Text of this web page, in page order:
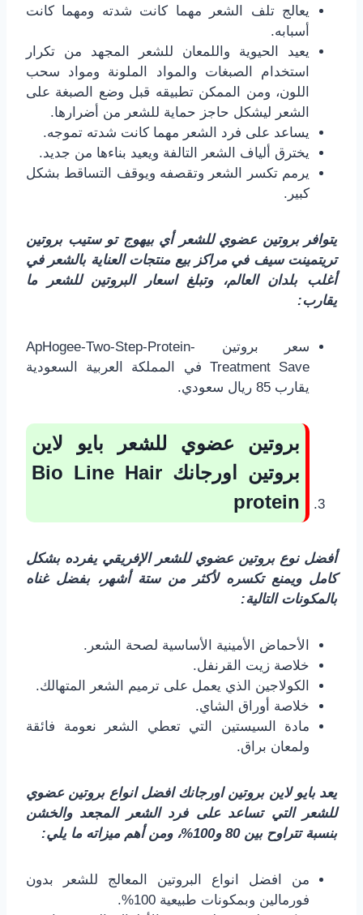
يعالج تلف الشعر مهما كانت شدته ومهما كانت
أسبابه.
يعيد الحيوية واللمعان للشعر المجهد من تكرار
استخدام الصبغات والمواد الملونة ومواد سحب
اللون، ومن الممكن تطبيقه قبل وضع الصبغة على
الشعر ليشكل حاجز حماية للشعر من أضرارها.
يساعد على فرد الشعر مهما كانت شدته تموجه.
يخترق ألياف الشعر التالفة ويعيد بناءها من جديد.
يرمم تكسر الشعر وتقصفه ويوقف التساقط بشكل
كبير.
يتوافر بروتين عضوي للشعر أي بيهوج تو ستيب بروتين
تريتمينت سيف في مراكز بيع منتجات العناية بالشعر في
أغلب بلدان العالم، وتبلغ اسعار البروتين للشعر ما
يقارب:
سعر بروتين ApHogee-Two-Step-Protein-
Treatment Save في المملكة العربية السعودية
يقارب 85 ريال سعودي.
بروتين عضوي للشعر بايو لاين
بروتين اورجانك Bio Line Hair
protein
أفضل نوع بروتين عضوي للشعر الإفريقي يفرده بشكل
كامل ويمنع تكسره لأكثر من ستة أشهر، بفضل غناه
بالمكونات التالية:
الأحماض الأمينية الأساسية لصحة الشعر.
خلاصة زيت القرنفل.
الكولاجين الذي يعمل على ترميم الشعر المتهالك.
خلاصة أوراق الشاي.
مادة السيستين التي تعطي الشعر نعومة فائقة
ولمعان براق.
يعد بايو لاين بروتين اورجانك افضل انواع بروتين عضوي
للشعر التي تساعد على فرد الشعر المجعد والخشن
بنسبة تتراوح بين 80 و100%، ومن أهم ميزاته ما يلي:
من افضل انواع البروتين المعالج للشعر بدون
فورمالين وبمكونات طبيعية 100%.